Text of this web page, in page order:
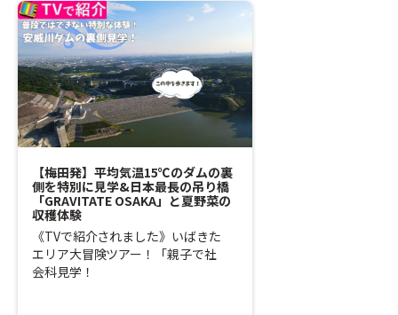
【梅田発】平均気温15℃のダムの裏
側を特別に見学&日本最長の吊り橋
「GRAVITATE OSAKA」と夏野菜の
収穫体験
《TVで紹介されました》いばきた
エリア大冒険ツアー！「親子で社
会科見学！